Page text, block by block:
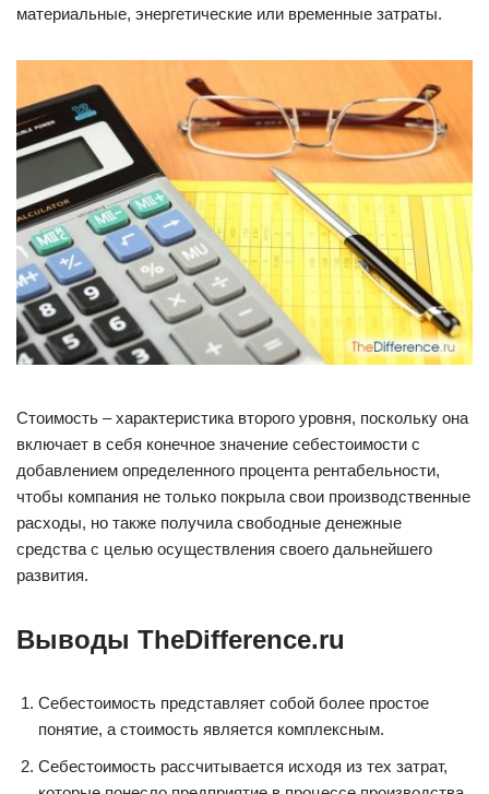
материальные, энергетические или временные затраты.
Стоимость – характеристика второго уровня, поскольку она
включает в себя конечное значение себестоимости с
добавлением определенного процента рентабельности,
чтобы компания не только покрыла свои производственные
расходы, но также получила свободные денежные
средства с целью осуществления своего дальнейшего
развития.
Выводы TheDifference.ru
Себестоимость представляет собой более простое
понятие, а стоимость является комплексным.
Себестоимость рассчитывается исходя из тех затрат,